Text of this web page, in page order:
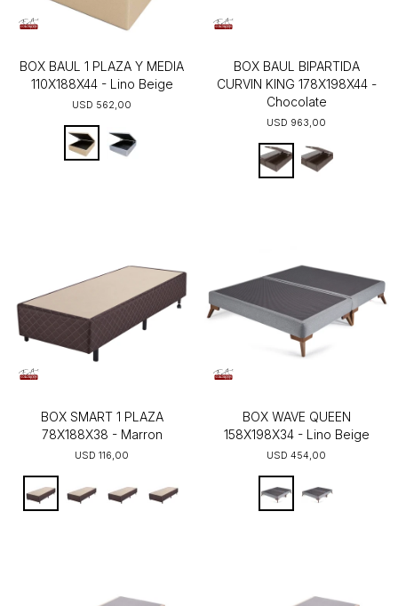
BOX BAUL 1 PLAZA Y MEDIA
110X188X44 - Lino Beige
USD 562,00
BOX BAUL BIPARTIDA
CURVIN KING 178X198X44 -
Chocolate
USD 963,00
BOX SMART 1 PLAZA
78X188X38 - Marron
USD 116,00
BOX WAVE QUEEN
158X198X34 - Lino Beige
USD 454,00